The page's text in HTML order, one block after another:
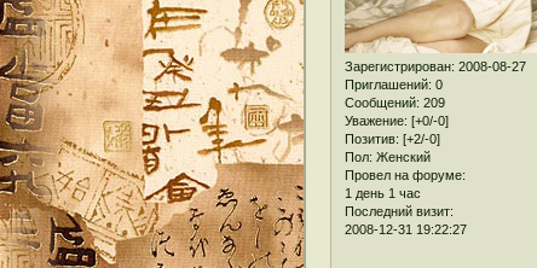
Зарегистрирован: 2008-08-27
Приглашений: 0
Сообщений: 209
Уважение: [+0/-0]
Позитив: [+2/-0]
Пол: Женский
Провел на форуме:
1 день 1 час
Последний визит:
2008-12-31 19:22:27